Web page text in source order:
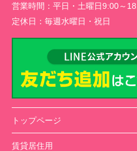
営業時間： 平日・土曜日9:00～
定休日： 毎週水曜日・祝日
トップページ
賃貸居住用